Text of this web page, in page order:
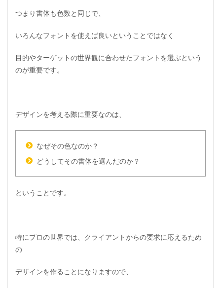
つまり書体も色数と同じで、
いろんなフォントを使えば良いということではなく
目的やターゲットの世界観に合わせたフォントを選ぶという
のが重要です。
デザインを考える際に重要なのは、
なぜその色なのか？
どうしてその書体を選んだのか？
ということです。
特にプロの世界では、クライアントからの要求に応えるため
の
デザインを作ることになりますので、